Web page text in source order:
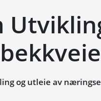
og utleie av